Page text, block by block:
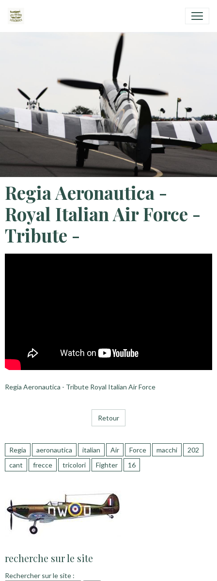
Regia Aeronautica -
Royal Italian Air Force -
Tribute -
Regia Aeronautica - Tribute Royal Italian Air Force
Retour
Regia aeronautica italian Air Force macchi
202
cant
frecce tricolori Fighter 16
recherche sur le site
Rechercher sur le site :